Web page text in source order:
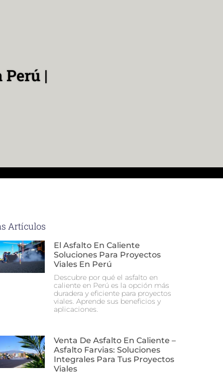
|
Artículos
El Asfalto En Caliente
Soluciones Para Proyectos
Viales En Perú
Descubre por qué el asfalto en
caliente en Perú es la opción más
duradera y eficiente para proyectos
viales. Aprende sus beneficios y
aplicaciones.
Venta De Asfalto En Caliente –
Asfalto Farvias: Soluciones
Integrales Para Tus Proyectos
Viales